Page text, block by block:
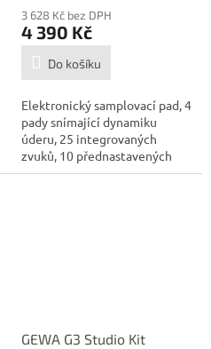
3 628 Kč bez DPH
4 390 Kč
Do košíku
Elektronický samplovací pad, 4
pady snímající dynamiku
úderu, 25 integrovaných
zvuků, 10 přednastavených
sad,...
GEWA G3 Studio Kit